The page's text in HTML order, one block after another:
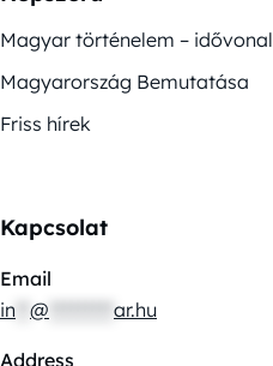
Magyar történelem – idővonal
Magyarország Bemutatása
Friss hírek
Kapcsolat
Email
in @ ar.hu
Address